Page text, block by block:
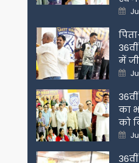
on
में
on
का
को
on